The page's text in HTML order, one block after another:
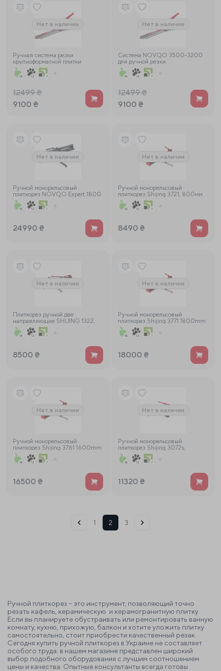
Нет в наличии
Ручная система резки
крупноформатной плитки
SHIJING 3500 (3500-3200)
12499₴
9100 ₴
Нет в наличии
Система NOVQO 3500-3200
для ручной резки
крупноформатной плитки
12499₴
9100 ₴
Нет в наличии
Ручной монорельсовый
плиткорез NOVQO Expert 1800
мм ручной монорельсовый
плиткорез NOVQO Expert 1800
24990 ₴
Нет в наличии
Ручной монорельсовый
плиткорез Shijing 3721, 800мм
8490 ₴
Нет в наличии
Плиткорез ручной две
направляющие SHIJING 1322,
800мм
8500 ₴
Нет в наличии
Ручной монорельсовый
плиткорез Shijing 3771 1800mm
18000 ₴
Нет в наличии
Ручной монорельсовый
плиткорез Shijing 3761 1600mm
16500 ₴
Нет в наличии
Ручной монорельсовый
плиткорез Shijing 3072s,
1800мм
11320 ₴
1 2 3
Ручной плиткорез – это инструмент, позволяющий точно
резать кафель, керамическую и керамогранитную плитку.
Если вы планируете обустраивать или ремонтировать ванную
комнату, кухню, прихожую, балкон и хотите уложить плитку
самостоятельно, стоит приобрести качественный резак.
Сегодня купить ручной плиткорез в Украине не составляет
особого труда: в нашем магазине представлен широкий
выбор подобного оборудования с лучшим соотношением
цены и качества. Опытные консультанты всегда готовы